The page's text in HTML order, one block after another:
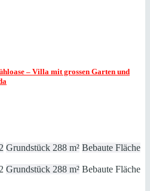
– Villa mit grossen Garten und
2 Grundstück 288 m² Bebaute Fläche
2 Grundstück 288 m² Bebaute Fläche